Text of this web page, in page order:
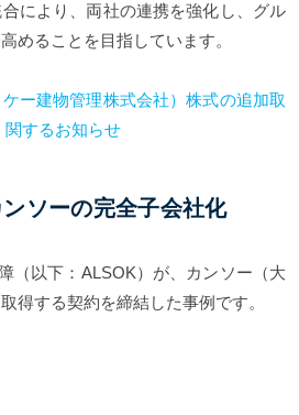
により、両社の連携を強化し、グル
めることを目指しています。
ー建物管理株式会社）株式の追加取
関するお知らせ
ソーの完全子会社化
（以下：ALSOK）が、カンソー（大
得する契約を締結した事例です。